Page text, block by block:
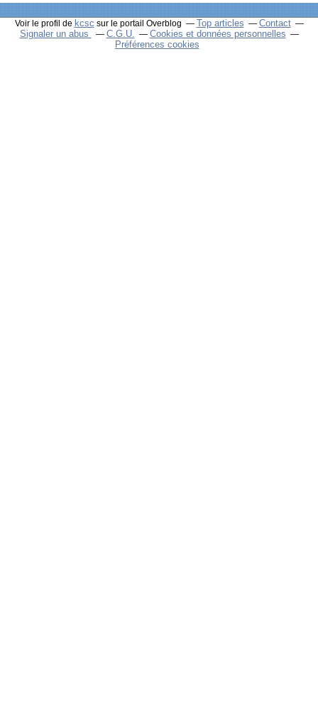
Voir le profil de kcsc sur le portail Overblog Top articles
Contact
Signaler un abus
C.G.U.
Cookies et données personnelles
Préférences cookies